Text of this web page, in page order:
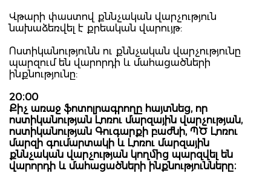
Վթարի փաստով քննչական վարչություն
նախաձեռվել է քրեական վարույթ:
Ոստիկանությունն ու քննչական վարչությունը
պարզում են վարորդի և մահացածների
ինքնությունը:
20։00
Քիչ առաջ ֆոտոլրագրողը հայտնեց, որ
ոստիկանության Լոռու մարզային վարչության,
ոստիկանության Գուգարքի բաժնի, ՊԾ Լոռու
մարզի գումարտակի և Լոռու մարզային
քննչական վարչության կողմից պարզվել են
վարորդի և մահացածների ինքնությունները։